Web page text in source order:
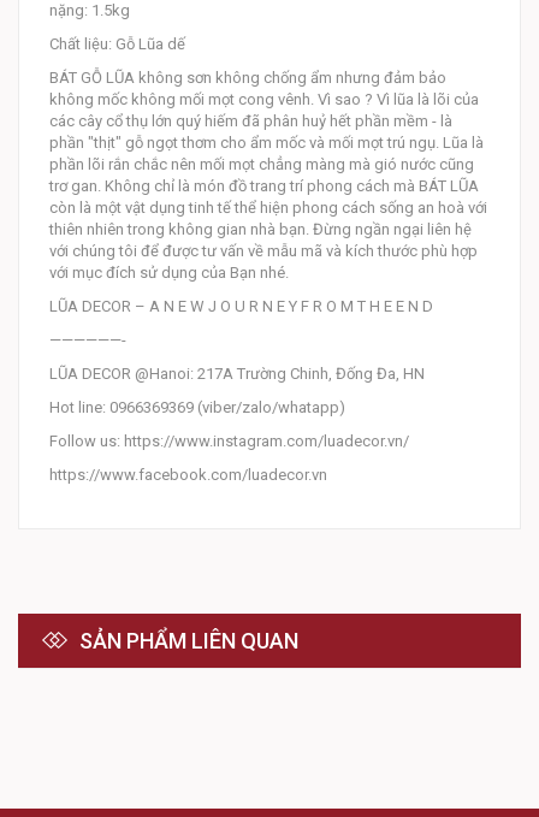
nặng: 1.5kg
Chất liệu: Gỗ Lũa dế
BÁT GỖ LŨA không sơn không chống ẩm nhưng đảm bảo
không mốc không mối mọt cong vênh. Vì sao ? Vì lũa là lõi của
các cây cổ thụ lớn quý hiếm đã phân huỷ hết phần mềm - là
phần "thịt" gỗ ngọt thơm cho ẩm mốc và mối mọt trú ngụ. Lũa là
phần lõi rắn chắc nên mối mọt chẳng màng mà gió nước cũng
trơ gan. Không chỉ là món đồ trang trí phong cách mà BÁT LŨA
còn là một vật dụng tinh tế thể hiện phong cách sống an hoà với
thiên nhiên trong không gian nhà bạn. Đừng ngần ngại liên hệ
với chúng tôi để được tư vấn về mẫu mã và kích thước phù hợp
với mục đích sử dụng của Bạn nhé.
LŨA DECOR – A N E W J O U R N E Y F R O M T H E E N D
——————-
LŨA DECOR @Hanoi: 217A Trường Chinh, Đống Đa, HN
Hot line: 0966369369 (viber/zalo/whatapp)
Follow us: https://www.instagram.com/luadecor.vn/
https://www.facebook.com/luadecor.vn
SẢN PHẨM LIÊN QUAN